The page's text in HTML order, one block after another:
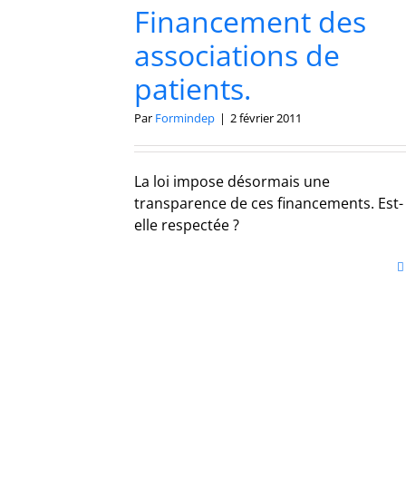
Financement des
associations de
patients.
Par Formindep | 2 février 2011
La loi impose désormais une
transparence de ces financements. Est-
elle respectée ?